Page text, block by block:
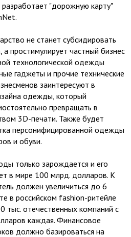
разработает "дорожную карту"
не станет субсидировать
простимулирует частный бизнес
технологической одежды
гаджеты и прочие технические
заинтересуют в
одежды, который
превращать в
3D-печати. Также будет
персонифицированной одежды
и обуви.
только зарождается и его
в мире 100 млрд. долларов. К
должен увеличиться до 6
в российском fashion-ритейле
тыс. отечественных компаний с
каждая. Финансовое
должно базироваться на